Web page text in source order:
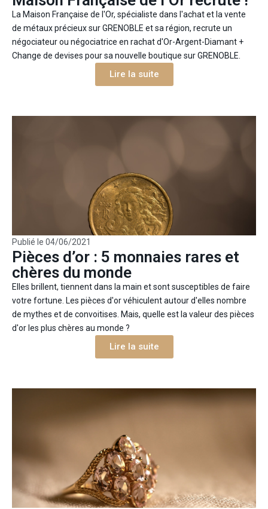
La Maison Française de l'Or, spécialiste dans l'achat et la vente
de métaux précieux sur GRENOBLE et sa région, recrute un
négociateur ou négociatrice en rachat d'Or-Argent-Diamant +
Change de devises pour sa nouvelle boutique sur GRENOBLE.
Lire la suite
Publié le 04/06/2021
Pièces d’or : 5 monnaies rares et
chères du monde
Elles brillent, tiennent dans la main et sont susceptibles de faire
votre fortune. Les pièces d'or véhiculent autour d'elles nombre
de mythes et de convoitises. Mais, quelle est la valeur des pièces
d'or les plus chères au monde ?
Lire la suite